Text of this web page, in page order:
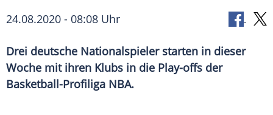
24.08.2020 - 08:08 Uhr
Drei deutsche Nationalspieler starten in dieser
Woche mit ihren Klubs in die Play-offs der
Basketball-Profiliga NBA.